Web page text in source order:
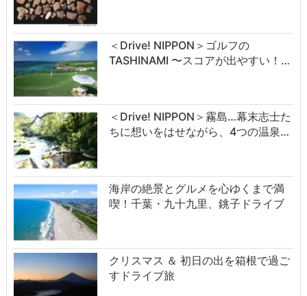
＜Drive! NIPPON＞ゴルフの
TASHINAMI 〜スコアが出やすい！…
＜Drive! NIPPON＞霧島…幕末志士た
ちに想いをはせながら、4つの温泉…
海岸の絶景とグルメを心ゆくまで満
喫！千葉・九十九里、銚子ドライブ
クリスマス ＆ 初日の出を箱根で過ご
すドライブ旅